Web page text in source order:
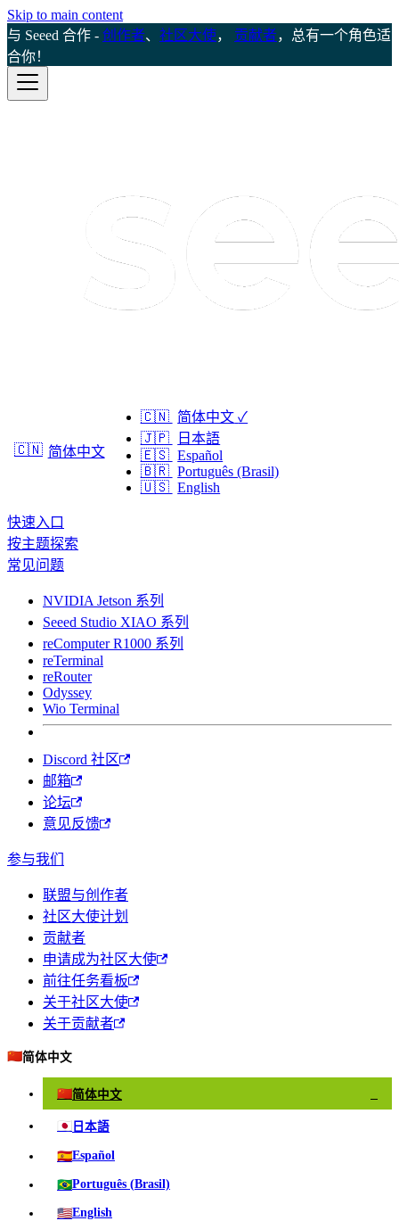
Skip to main content
与 Seeed 合作 - 创作者、 社区大使， 贡献者，总有一个角色适
合你！
🇨🇳 简体中文
🇨🇳 简体中文 ✓
🇯🇵
日本語
🇪🇸 Español
🇧🇷 Português (Brasil)
🇺🇸 English
快速入口
按主题探索
常见问题
NVIDIA Jetson 系列
Seeed Studio XIAO 系列
reComputer R1000 系列
reTerminal
reRouter
Odyssey
Wio Terminal
Discord 社区
邮箱
论坛
意见反馈
参与我们
联盟与创作者
社区大使计划
贡献者
申请成为社区大使
前往任务看板
关于社区大使
关于贡献者
🇨🇳简体中文
🇨🇳简体中文
🇯🇵 日本語
🇪🇸Español
🇧🇷Português (Brasil)
🇺🇸English